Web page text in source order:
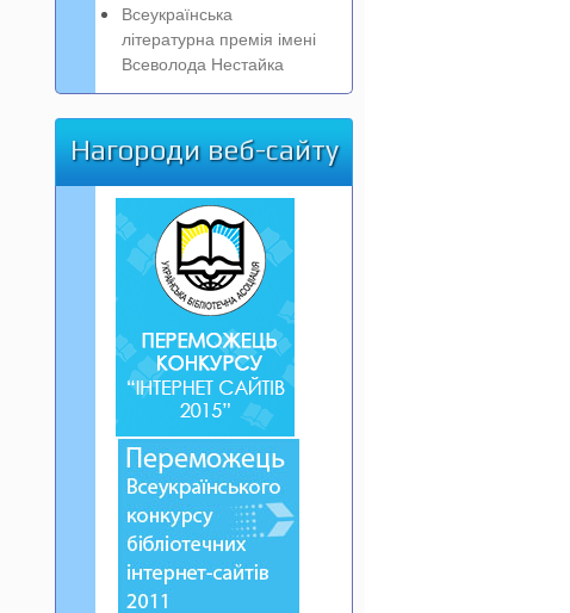
Всеукраїнська
літературна премія імені
Всеволода Нестайка
Нагороди веб-сайту